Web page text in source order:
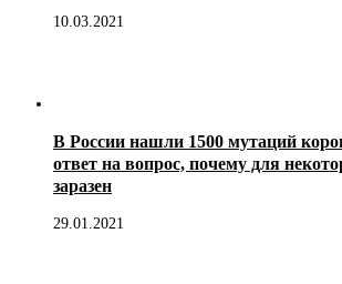
10.03.2021
В России нашли 1500 мутаций
ответ на вопрос, почему для
заразен
29.01.2021